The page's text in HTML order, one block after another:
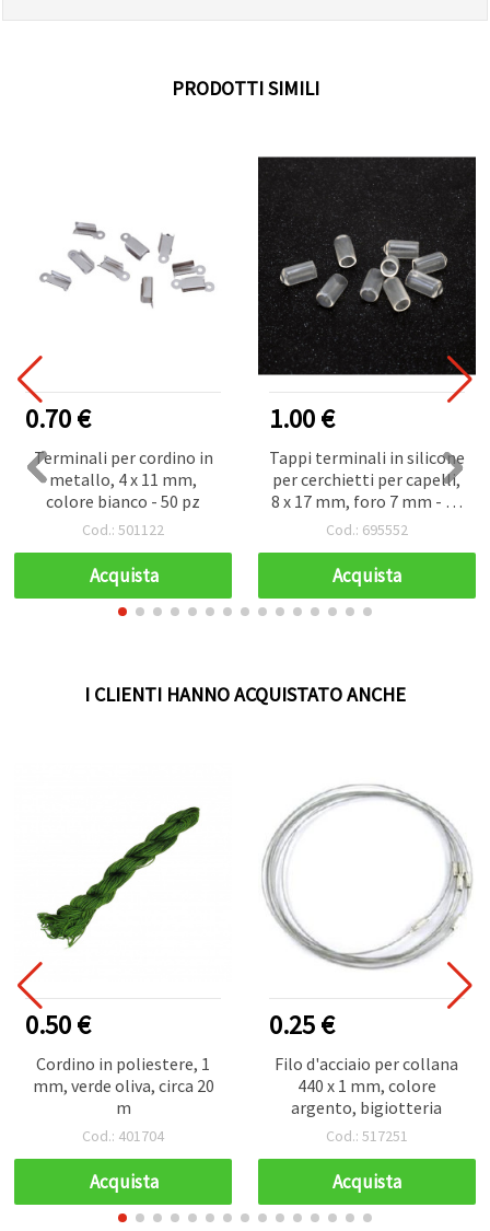
PRODOTTI SIMILI
0.70 €
Terminali per cordino in
metallo, 4 x 11 mm,
colore bianco - 50 pz
Cod.: 501122
Acquista
1.00 €
Tappi terminali in silicone
per cerchietti per capelli,
8 x 17 mm, foro 7 mm - 20
pz
Cod.: 695552
Acquista
I CLIENTI HANNO ACQUISTATO ANCHE
0.50 €
Cordino in poliestere, 1
mm, verde oliva, circa 20
m
Cod.: 401704
Acquista
0.25 €
Filo d'acciaio per collana
440 x 1 mm, colore
argento, bigiotteria
Cod.: 517251
Acquista